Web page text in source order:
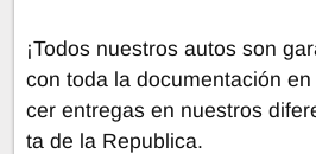
¡Todos nuestros autos son
con toda la documentación
cer entregas en nuestros
ta de la Republica.